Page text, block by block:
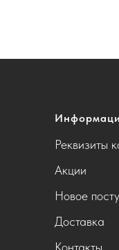
Реквизиты
Акции
Новое
Доставка
Контакты